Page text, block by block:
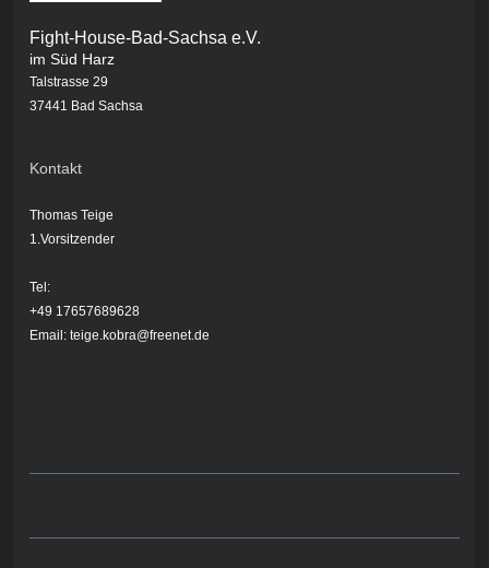
Fight-House-Bad-Sachsa e.V.
im Süd Harz
Talstrasse 29
37441 Bad Sachsa
Kontakt
Thomas Teige
1.Vorsitzender
Tel :
+49 17657689628
Email: teige.kobra@freenet.de